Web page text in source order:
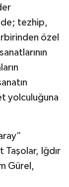
tezhip,
özel
yolculuğuna
Taşolar, Iğdır
Gürel,